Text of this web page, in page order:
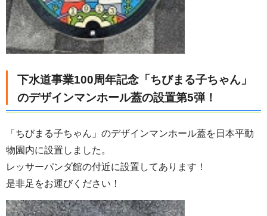
下水道事業100周年記念「ちびまる子ちゃん」
のデザインマンホール蓋の設置第5弾！
「ちびまる子ちゃん」のデザインマンホール蓋を日本平動
物園内に設置しました。
レッサーパンダ館の付近に設置してあります！
是非足をお運びください！